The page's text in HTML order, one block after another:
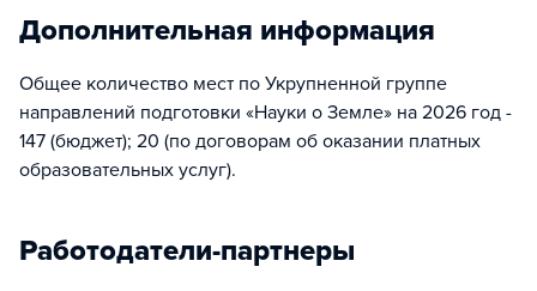
Дополнительная информация
Общее количество мест по Укрупненной группе
направлений подготовки «Науки о Земле» на 2026 год -
147 (бюджет); 20 (по договорам об оказании платных
образовательных услуг).
Работодатели-партнеры